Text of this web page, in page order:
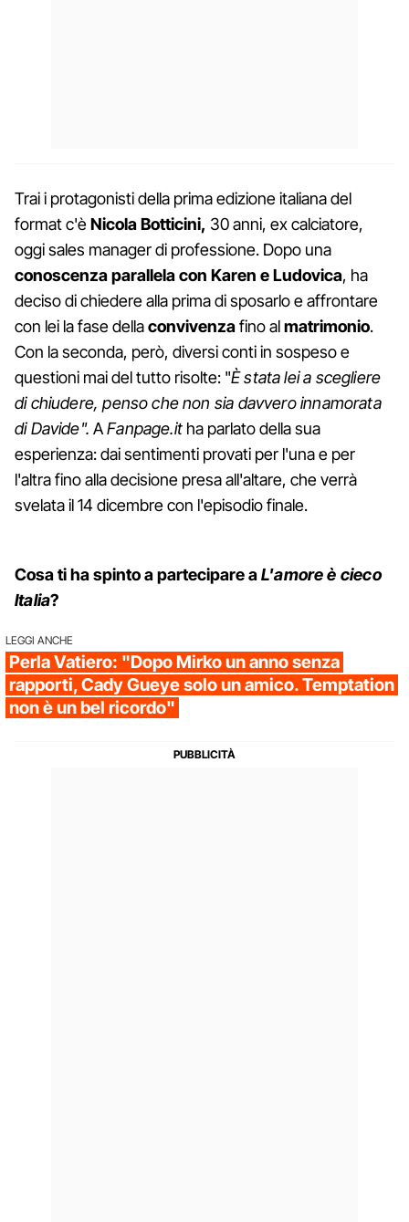
Trai i protagonisti della prima edizione italiana del
format c'èNicola Botticini, 30 anni, ex calciatore,
oggi sales manager di professione. Dopo una
conoscenza parallela con Karen e Ludovica, ha
deciso di chiedere alla prima di sposarlo e affrontare
con lei la fase dellaconvivenzafino almatrimonio.
Con la seconda, però, diversi conti in sospeso e
questioni mai del tutto risolte: "È stata lei a scegliere
di chiudere, penso che non sia davvero innamorata
di Davide".AFanpage.itha parlato della sua
esperienza: dai sentimenti provati per l'una e per
l'altra fino alla decisione presa all'altare, che verrà
svelata il 14 dicembre con l'episodio finale.
Cosa ti ha spinto a partecipare aL'amore è cieco
Italia?
LEGGI ANCHE
Perla Vatiero: "Dopo Mirko un anno senza
rapporti, Cady Gueye solo un amico. Temptation
non è un bel ricordo"